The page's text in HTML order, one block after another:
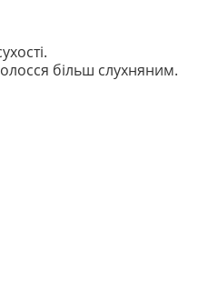
більш слухняним.